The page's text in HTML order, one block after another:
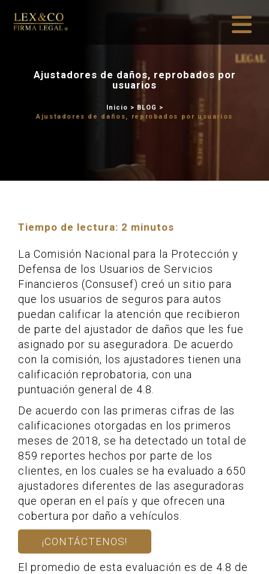
Ajustadores de daños,
usuarios
Inicio>BLOG
Tiempo de lectura: 2 minutos
La Comisión Nacional para la Protección y
Defensa de los Usuarios de Servicios
Financieros (Consusef) creó un sitio para
que los usuarios de seguros para autos
puedan calificar la atención que recibieron
de parte del ajustador de daños que les fue
asignado por su aseguradora. De acuerdo
con la comisión, los ajustadores tienen una
calificación reprobatoria, con una
puntuación general de 4.8.
De acuerdo con las primeras cifras de las
calificaciones otorgadas en los primeros
meses de 2018, se ha detectado un total de
859 reportes hechos por parte de los
clientes, en los cuales se ha evaluado a 650
ajustadores diferentes de las aseguradoras
que operan en el país y que ofrecen una
cobertura por daño a vehículos.
¡CONTÁCTENOS!
El promedio de esta evaluación es de 4.8 de